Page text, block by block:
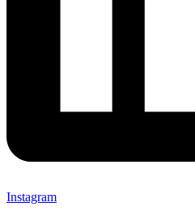
Instagram